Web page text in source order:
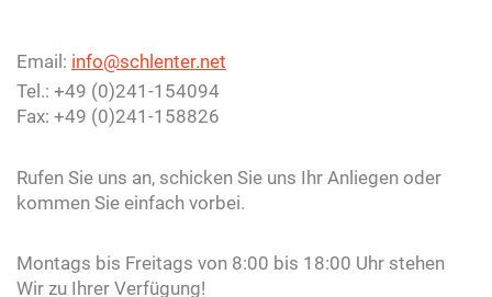
Email: info@schlenter.net
Tel.: +49 (0)241-154094
Fax: +49 (0)241-158826
Rufen Sie uns an, schicken Sie uns Ihr Anliegen oder
kommen Sie einfach vorbei.
Montags bis Freitags von 8:00 bis 18:00 Uhr stehen
Wir zu Ihrer Verfügung!